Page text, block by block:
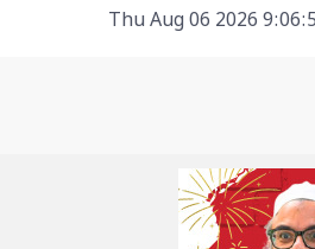
Thu Aug 06 2026